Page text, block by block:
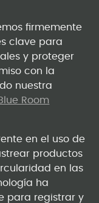
firmemente
clave para
y proteger
con la
nuestra
Room
en el uso de
productos
en las
ha
para registrar y